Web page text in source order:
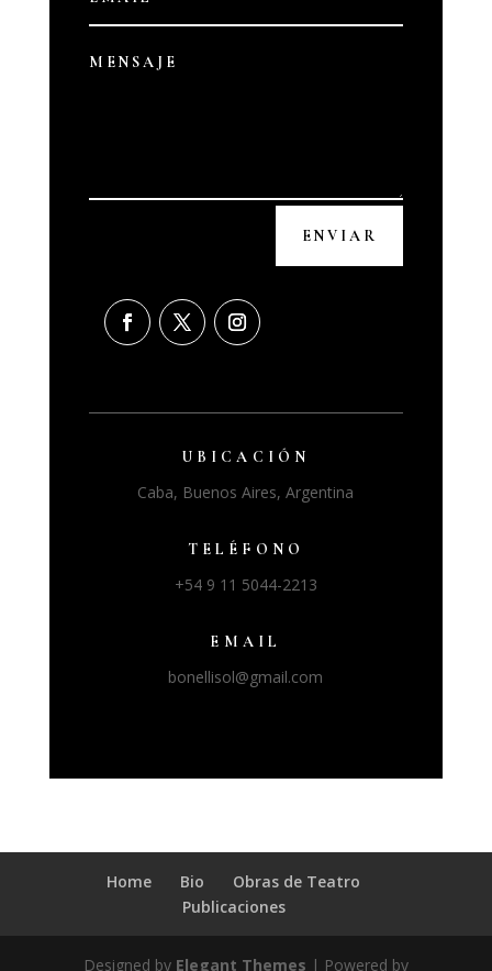
ENVIAR
UBICACIÓN
Caba, Buenos Aires, Argentina
TELÉFONO
+54 9 11 5044-2213
EMAIL
bonellisol@gmail.com
Home Bio
Obras de Teatro
Publicaciones
Designed by Elegant Themes | Powered by